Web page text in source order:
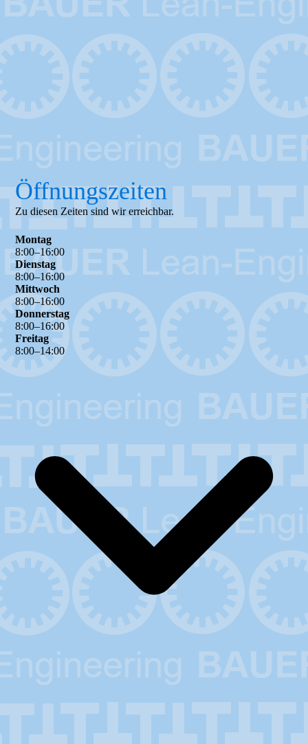
Öffnungszeiten
Zu diesen Zeiten sind wir erreichbar.
Montag
8:00–16:00
Dienstag
8:00–16:00
Mittwoch
8:00–16:00
Donnerstag
8:00–16:00
Freitag
8:00–14:00